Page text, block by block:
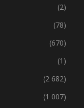
(209)
(2)
(78)
(670)
(1)
(2 682)